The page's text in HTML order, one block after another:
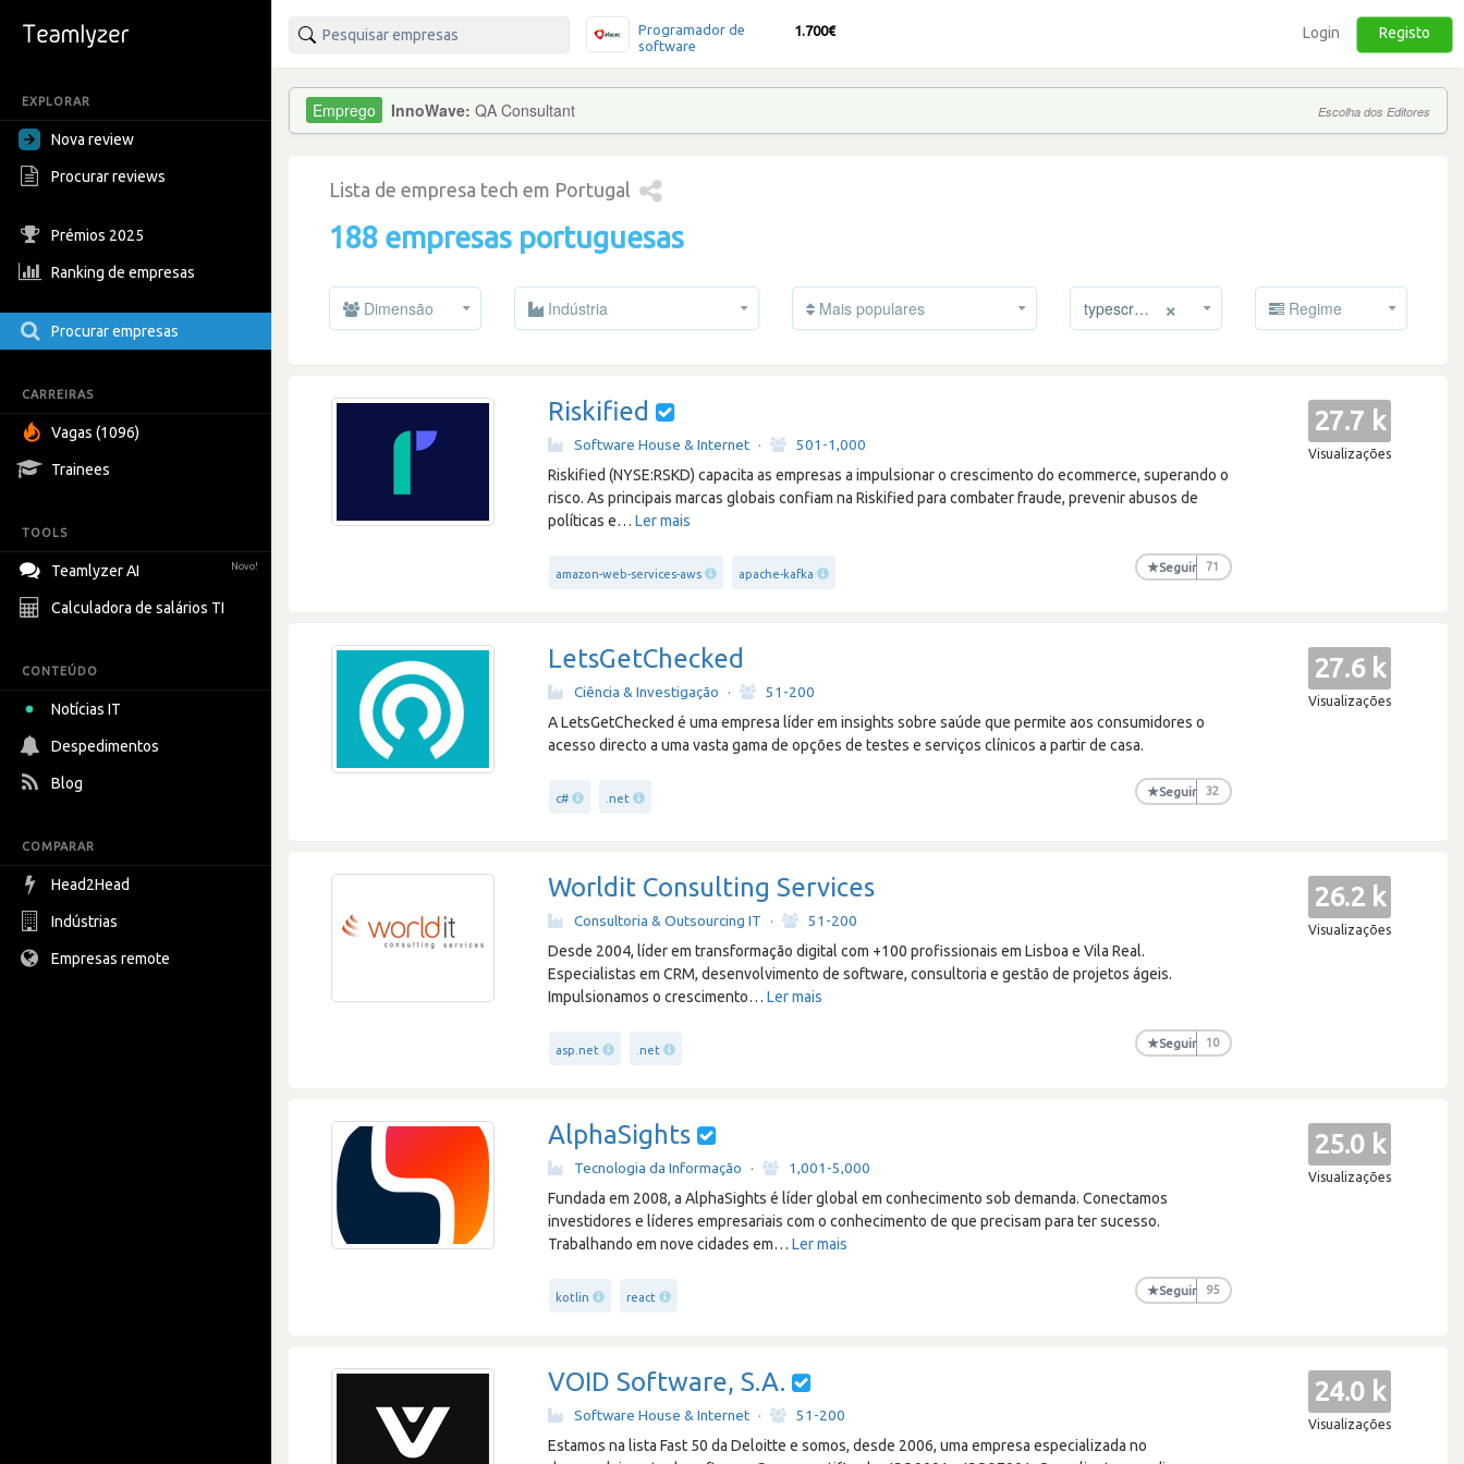
EXPLORAR
Nova review
Procurar reviews
Prémios 2025
Ranking de empresas
Procurar empresas
CARREIRAS
Vagas (1096)
Trainees
TOOLS
Teamlyzer AI Novo!
Calculadora de salários TI
CONTEÚDO
Notícias IT
Despedimentos
Blog
COMPARAR
Head2Head
Indústrias
Empresas remote
Programador de
software
1.700€ Login Registo
InnoWave: QA Consultant Escolha dos Editores
Lista de empresa tech em Portugal
188 empresas portuguesas
Dimensão Indústria Mais populares ×
typescript Regime
Riskified
Software House & Internet ·
501-1,000
Riskified (NYSE:RSKD) capacita as empresas a impulsionar o crescimento do ecommerce, superando o
risco. As principais marcas globais confiam na Riskified para combater fraude, prevenir abusos de
políticas e…Ler mais
amazon-web-services-aws apache-kafka
★Seguir 71
27.7 k
Visualizações
LetsGetChecked
Ciência & Investigação ·
51-200
A LetsGetChecked é uma empresa líder em insights sobre saúde que permite aos consumidores o
acesso directo a uma vasta gama de opções de testes e serviços clínicos a partir de casa.
c# .net
★Seguir 32
27.6 k
Visualizações
Worldit Consulting Services
Consultoria & Outsourcing IT ·
51-200
Desde 2004, líder em transformação digital com +100 profissionais em Lisboa e Vila Real.
Especialistas em CRM, desenvolvimento de software, consultoria e gestão de projetos ágeis.
Impulsionamos o crescimento…Ler mais
asp.net .net
★Seguir 10
26.2 k
Visualizações
AlphaSights
Tecnologia da Informação ·
1,001-5,000
Fundada em 2008, a AlphaSights é líder global em conhecimento sob demanda. Conectamos
investidores e líderes empresariais com o conhecimento de que precisam para ter sucesso.
Trabalhando em nove cidades em…Ler mais
kotlin react
★Seguir 95
25.0 k
Visualizações
VOID Software, S.A.
Software House & Internet ·
51-200
Estamos na lista Fast 50 da Deloitte e somos, desde 2006, uma empresa especializada no
24.0 k
Visualizações